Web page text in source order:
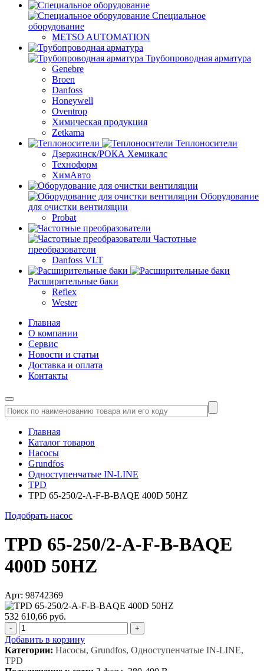
Специальное
оборудование
METSO AUTOMATION
Трубопроводная арматура
Genebre
Broen
Danfoss
Honeywell
Oventrop
Химическая продукция
Zetkama
Теплоносители
Дзержинск/РОКА Хемикалс
Техноформ
ХимАвто
Оборудование
для очистки вентиляции
Probat
Частотные
преобразователи
Danfoss VLT
Расширительные баки
Reflex
Wester
Главная
О компании
Сервис
Новости и статьи
Доставка и оплата
Контакты
Главная
Каталог товаров
Насосы
Grundfos
Одноступенчатые IN-LINE
TPD
TPD 65-250/2-A-F-B-BAQE 400D 50HZ
Подобрать насос
TPD 65-250/2-A-F-B-BAQE
400D 50HZ
Арт: 98742369
532 610,66 руб.
- +
Добавить в корзину
Категории: Насосы, Grundfos, Одноступенчатые IN-LINE,
TPD